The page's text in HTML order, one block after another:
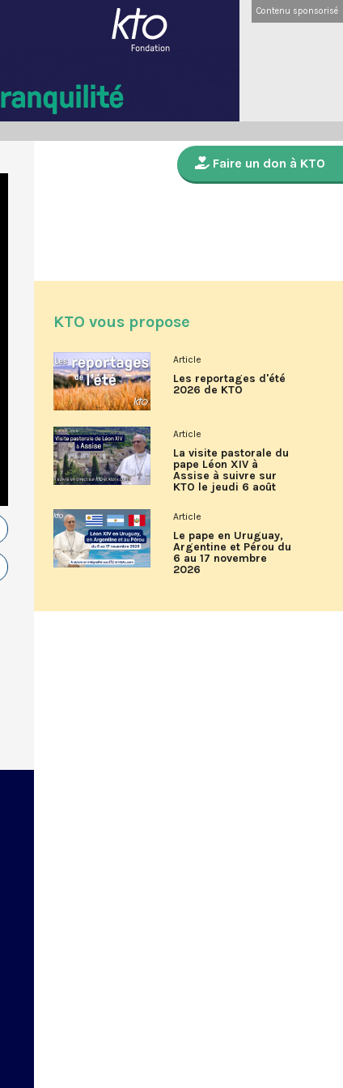
Contenu sponsorisé
Faire un don à KTO
KTO vous propose
Article
Les reportages d'été
2026 de KTO
Article
La visite pastorale du
pape Léon XIV à
Assise à suivre sur
KTO le jeudi 6 août
Article
Le pape en Uruguay,
Argentine et Pérou du
6 au 17 novembre
2026